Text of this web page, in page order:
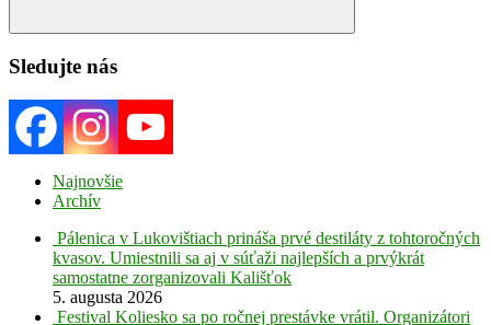
Search
Sledujte nás
Najnovšie
Archív
Pálenica v Lukovištiach prináša prvé destiláty z tohtoročných
kvasov. Umiestnili sa aj v súťaži najlepších a prvýkrát
samostatne zorganizovali Kališťok
5. augusta 2026
Festival Koliesko sa po ročnej prestávke vrátil. Organizátori